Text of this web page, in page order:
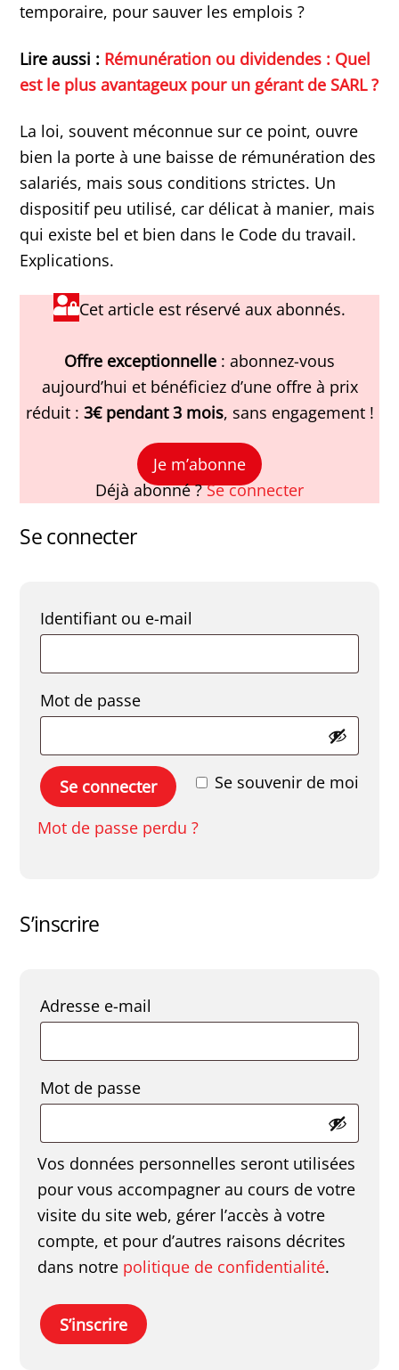
temporaire, pour sauver les emplois ?
Lire aussi : Rémunération ou dividendes : Quel
est le plus avantageux pour un gérant de SARL ?
La loi, souvent méconnue sur ce point, ouvre
bien la porte à une baisse de rémunération des
salariés, mais sous conditions strictes. Un
dispositif peu utilisé, car délicat à manier, mais
qui existe bel et bien dans le Code du travail.
Explications.
Cet article est réservé aux abonnés.
Offre exceptionnelle : abonnez-vous
aujourd’hui et bénéficiez d’une offre à prix
réduit : 3€ pendant 3 mois, sans engagement !
Je m’abonne
Déjà abonné ?Se connecter
Se connecter
Identifiant ou e-mail
Mot de passe
Se souvenir de moi
Se connecter
Mot de passe perdu ?
S’inscrire
Adresse e-mail
Mot de passe
Vos données personnelles seront utilisées
pour vous accompagner au cours de votre
visite du site web, gérer l’accès à votre
compte, et pour d’autres raisons décrites
dans notre politique de confidentialité.
S’inscrire